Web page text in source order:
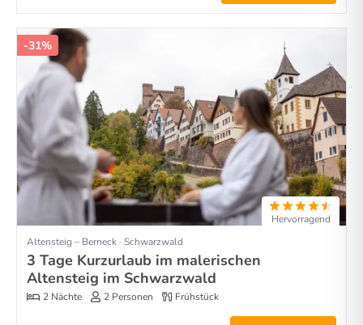
-31%
Hervorragend
Altensteig – Berneck · Schwarzwald
3 Tage Kurzurlaub im malerischen
Altensteig im Schwarzwald
2 Nächte 2 Personen Frühstück